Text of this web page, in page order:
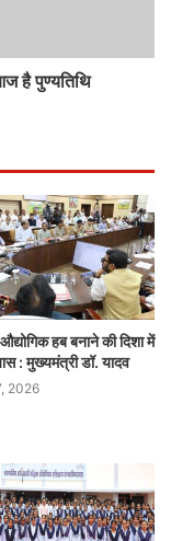
है पुण्यतिथि
हब बनाने की दिशा में
: मुख्यमंत्री डॉ. यादव
2026